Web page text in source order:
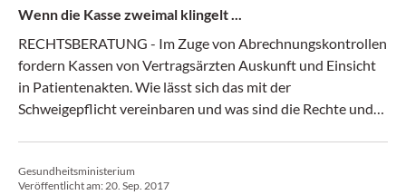
Wenn die Kasse zweimal klingelt ...
RECHTSBERATUNG - Im Zuge von Abrechnungskontrollen
fordern Kassen von Vertragsärzten Auskunft und Einsicht
in Patientenakten. Wie lässt sich das mit der
Schweigepflicht vereinbaren und was sind die Rechte und
Gesundheitsministerium
Veröffentlicht am:20. Sep. 2017